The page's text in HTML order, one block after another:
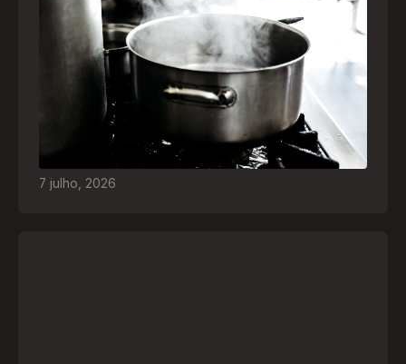
Frio leva brasileiros a improvisar para se
aquecer e aumenta risco de queimaduras
dentro de casa
O inverno chegou e, com ele, práticas perigosas
para espantar o frio voltam a ser comuns. Saiba
quais são os riscos e como agir em caso de
7 julho 2026